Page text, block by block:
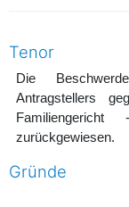
Tenor
Die
Antragstellers
zurückgewiesen.
Gründe